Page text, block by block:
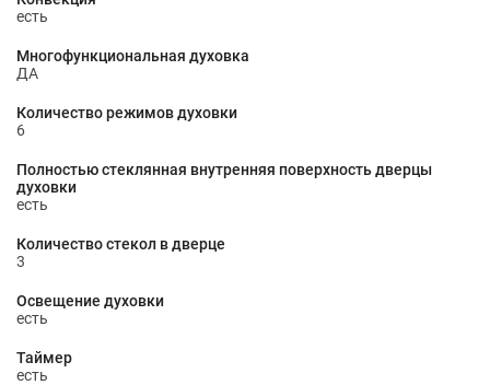
есть
Многофункциональная духовка
ДА
Количество режимов духовки
6
Полностью стеклянная внутренняя поверхность дверцы
духовки
есть
Количество стекол в дверце
3
Освещение духовки
есть
Таймер
есть